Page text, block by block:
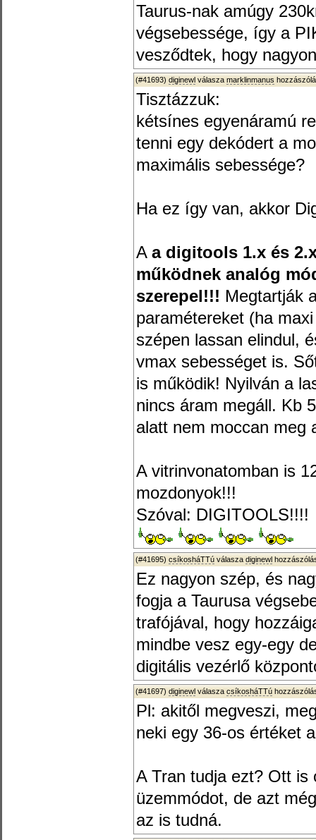
Taurus-nak amúgy
végsebessége, így a
vesződtek, hogy
(#41693) diginewl válasza marklinmanus
Tisztázzuk:
kétsínes egyenáramú
tenni egy dekódert a
maximális sebessége?
Ha ez így van, akkor
A a digitools 1.x és
működnek analóg
szerepel!!! Megtartják
paramétereket (ha
szépen lassan elindul,
vmax sebességet is.
is működik! Nyilván a
nincs áram megáll. Kb
alatt nem moccan meg
A vitrinvonatomban is
mozdonyok!!!
Szóval: DIGITOOLS!!!!
(#41695) csíkosháTTú válasza diginewl
Ez nagyon szép, és
fogja a Taurusa
trafójával, hogy
mindbe vesz egy-egy
digitális vezérlő
(#41697) diginewl válasza csíkosháTTú
Pl: akitől megveszi,
neki egy 36-os értéket
A Tran tudja ezt? Ott is
üzemmódot, de azt
az is tudná.